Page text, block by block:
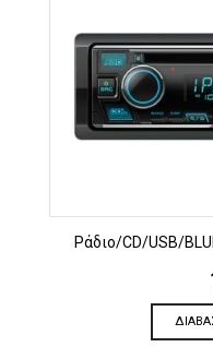
Ράδιο/CD/USB/